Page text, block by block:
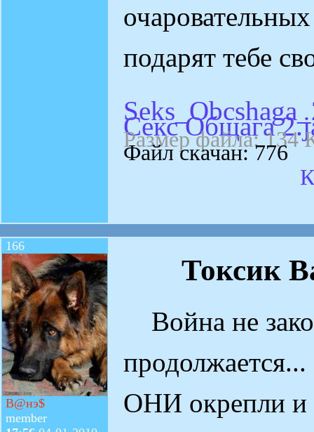
подарят тебе
Секс Общага
Размер файла: 134
Файл скачан: 776
166
В@нэ$
member
Токсик
Война не
продолжается...
ОНИ окрепли и